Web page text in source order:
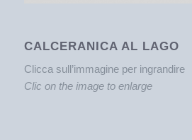
CALCERANICA AL LAGO
Clicca sull’immagine per ingrandire
Clic on the image to enlarge